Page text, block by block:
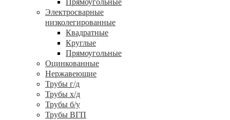
Прямоугольные
Электросварные
низколегированные
Квадратные
Круглые
Прямоугольные
Оцинкованные
Нержавеющие
Трубы г/д
Трубы х/д
Трубы б/у
Трубы ВГП